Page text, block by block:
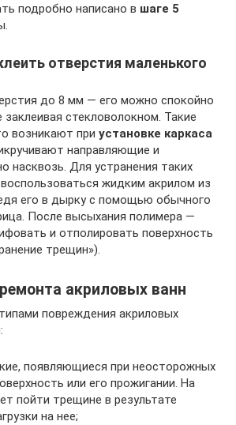
подробно написано в шаге 5
отверстия маленького
до 8 мм — его можно спокойно
заклеивая стекловолокном. Такие
возникают при установке каркаса
направляющие и
насквозь. Для устранения таких
жидким акрилом из
его в дырку с помощью обычного
После высыхания полимера —
и отполировать поверхность
трещин»).
акриловых ванн
повреждения акриловых
появляющиеся при неосторожных
или его прожигании. На
пойти трещине в результате
на нее;